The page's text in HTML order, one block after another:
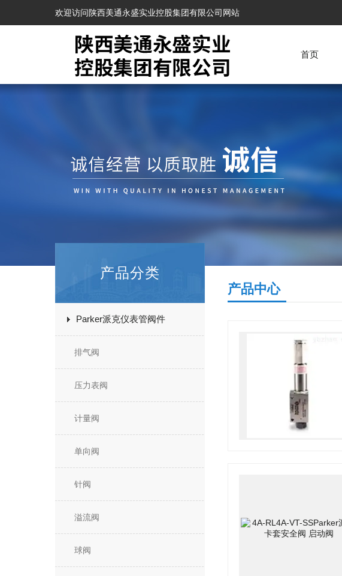
欢迎访问陕西美通永盛实业控股集团有限公司网站
首页
产品分类
Parker派克仪表管阀件
排气阀
压力表阀
计量阀
单向阀
针阀
溢流阀
球阀
产品中心